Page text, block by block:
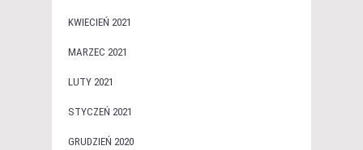
KWIECIEŃ 2021
MARZEC 2021
LUTY 2021
STYCZEŃ 2021
GRUDZIEŃ 2020